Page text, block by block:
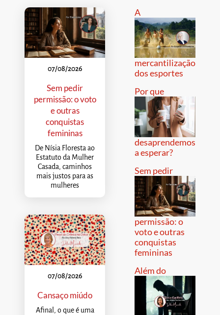
07/08/2026
Sem pedir
permissão: o voto
e outras
conquistas
femininas
De Nísia Floresta ao
Estatuto da Mulher
Casada, caminhos
mais justos para as
mulheres
07/08/2026
Cansaço miúdo
Afinal, o que é uma
A
mercantilização
dos esportes
Por que
desaprendemos
a esperar?
Sem pedir
permissão: o
voto e outras
conquistas
femininas
Além do